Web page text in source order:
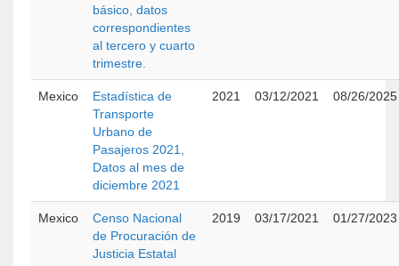
básico, datos
correspondientes
al tercero y cuarto
trimestre.
Mexico
Estadística de
Transporte
Urbano de
Pasajeros 2021,
Datos al mes de
diciembre 2021
2021 03/12/2021 08/26/2025
Mexico
Censo Nacional
de Procuración de
Justicia Estatal
2019 03/17/2021 01/27/2023